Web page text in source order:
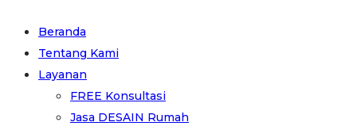
Beranda
Tentang Kami
Layanan
FREE Konsultasi
Jasa DESAIN Rumah